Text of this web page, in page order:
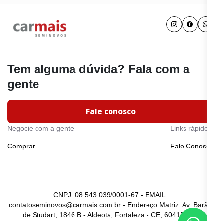
Tem alguma dúvida? Fala com a
gente
Fale conosco
Negocie com a gente
Comprar
Links rápidos
Fale Conosco
CNPJ: 08.543.039/0001-67 - EMAIL:
contatoseminovos@carmais.com.br - Endereço Matriz: Av. Barão
de Studart, 1846 B - Aldeota, Fortaleza - CE, 60415-510